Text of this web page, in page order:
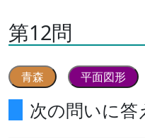
第12問
青森 平面図形
次の問いに答